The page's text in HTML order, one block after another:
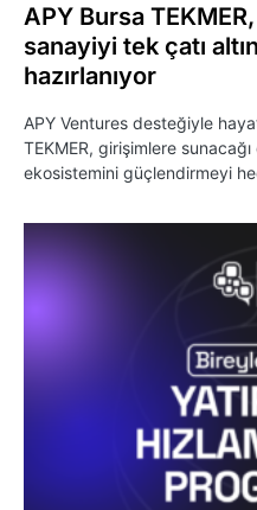
APY Bursa
sanayiyi tek çatı
hazırlanıyor
APY Ventures desteğiyle
TEKMER, girişimlere
ekosistemini güçlendirmeyi